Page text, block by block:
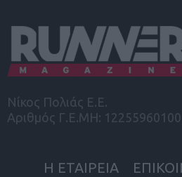
Νίκος Πολιάς Ε.Ε.
Αριθμός Γ.Ε.ΜΗ:
Η ΕΤΑΙΡΕΙΑ